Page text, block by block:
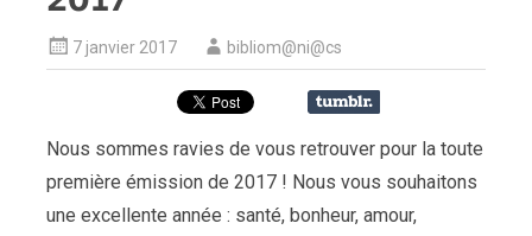
7 janvier 2017 bibliom@ni@cs
Nous sommes ravies de vous retrouver pour la toute
première émission de 2017 ! Nous vous souhaitons
une excellente année : santé, bonheur, amour,